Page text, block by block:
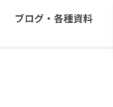
ブログ・各種資料